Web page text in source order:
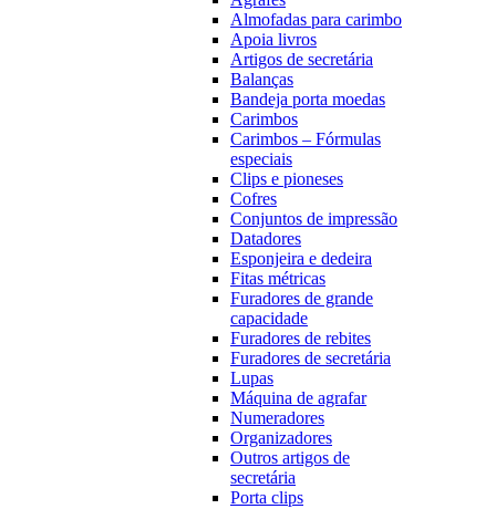
Almofadas para carimbo
Apoia livros
Artigos de secretária
Balanças
Bandeja porta moedas
Carimbos
Carimbos – Fórmulas
especiais
Clips e pioneses
Cofres
Conjuntos de impressão
Datadores
Esponjeira e dedeira
Fitas métricas
Furadores de grande
capacidade
Furadores de rebites
Furadores de secretária
Lupas
Máquina de agrafar
Numeradores
Organizadores
Outros artigos de
secretária
Porta clips